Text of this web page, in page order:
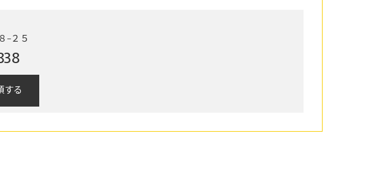
−２５
る